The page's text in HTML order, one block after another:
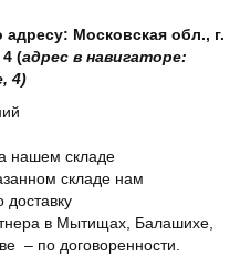
Московская обл., г.
(адрес в навигаторе:
4)
нашем складе
складе нам
доставку
в Мытищах, Балашихе,
– по договоренности.